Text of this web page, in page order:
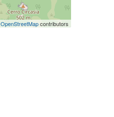
OpenStreetMapcontributors